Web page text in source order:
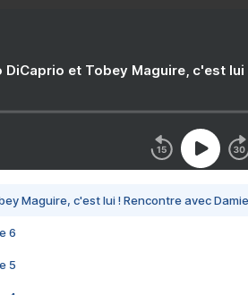
DiCaprio et Tobey Maguire, c'est
Maguire, c'est lui ! Rencontre avec
6
5